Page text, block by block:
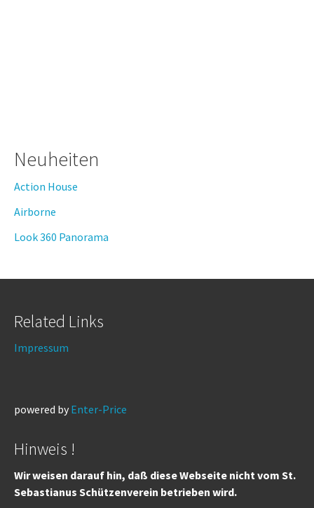
Neuheiten
Action House
Airborne
Look 360 Panorama
Related Links
Impressum
powered by Enter-Price
Hinweis !
Wir weisen darauf hin, daß diese Webseite nicht vom St.
Sebastianus Schützenverein betrieben wird.